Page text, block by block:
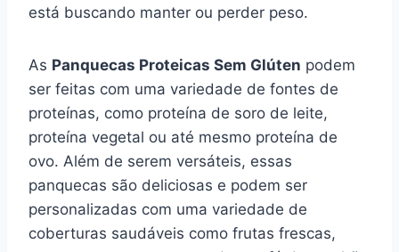
está buscando manter ou perder peso.
As Panquecas Proteicas Sem Glúten podem
ser feitas com uma variedade de fontes de
proteínas, como proteína de soro de leite,
proteína vegetal ou até mesmo proteína de
ovo. Além de serem versáteis, essas
panquecas são deliciosas e podem ser
personalizadas com uma variedade de
coberturas saudáveis como frutas frescas,